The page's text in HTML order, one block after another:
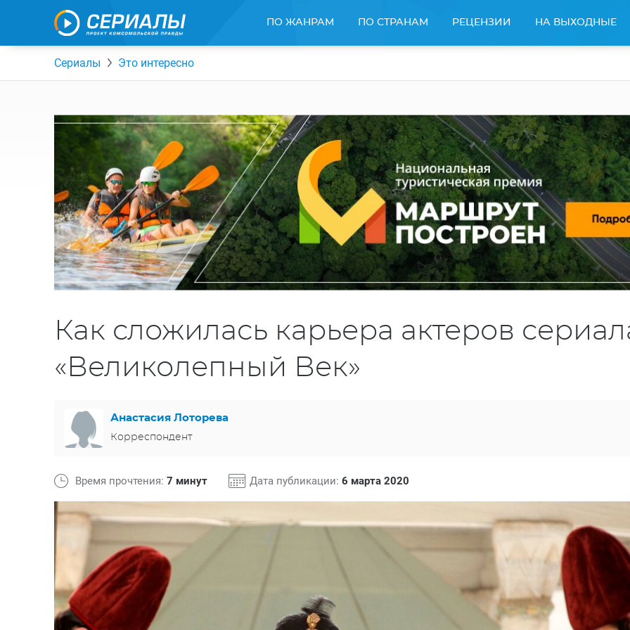
ПО ЖАНРАМ ПО СТРАНАМ РЕЦЕНЗИИ НА ВЫХОДНЫЕ
Сериалы Это интересно
Как сложилась карьера актеров
«Великолепный Век»
Анастасия Лоторева
Корреспондент
Время прочтения: 7 минут Дата публикации: 6 марта 2020